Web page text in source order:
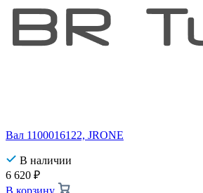
Вал 1100016122, JRONE
В наличии
6 620 ₽
В корзину